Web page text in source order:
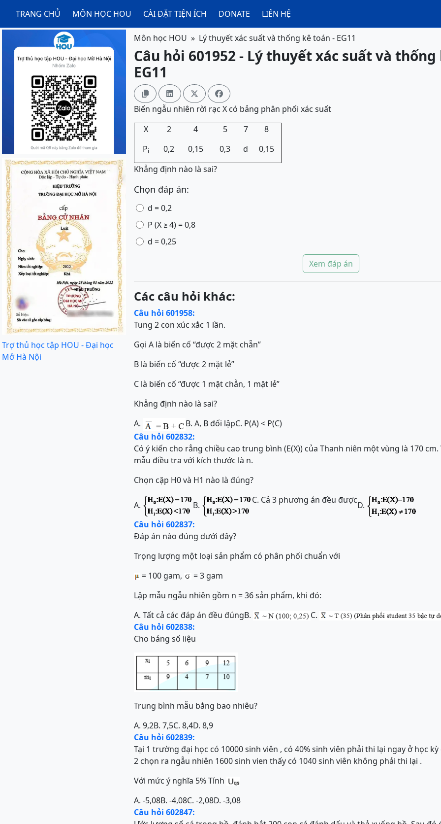
TRANG CHỦ MÔN HỌC HOU CÀI ĐẶT TIỆN ÍCH DONATE LIÊN HỆ
Trợ thủ học tập HOU - Đại học
Mở Hà Nội
Môn học HOU Lý thuyết xác suất và thống kê toán - EG11
Câu hỏi 601952 - Lý thuyết xác suất và
EG11
   
Biến ngẫu nhiên rời rạc X có bảng phân phối xác suất
X
2 4 5 7
8
Pi 0,2 0,15 0,3 d
0,15
Khẳng định nào là sai?
Chọn đáp án:
d = 0,2
P (X ≥ 4) = 0,8
d = 0,25
Xem đáp án
Các câu hỏi khác:
Câu hỏi 601958:
Tung 2 con xúc xắc 1 lần.
Gọi A là biến cố “được 2 mặt chẵn”
B là biến cố “được 2 mặt lẻ”
C là biến cố “được 1 mặt chẵn, 1 mặt lẻ”
Khẳng định nào là sai?
A.
B. A, B đối lậpC. P(A) < P(C)
Câu hỏi 602832:
Có ý kiến cho rẳng chiều cao trung bình (E(X)) của Thanh niên một vùng là 170
mẫu điều tra với kích thước là n.
Chọn cặp H0 và H1 nào là đúng?
A. B.
C. Cả 3 phương án đều được
D.
Câu hỏi 602837:
Đáp án nào đúng dưới đây?
Trọng lượng một loại sản phẩm có phân phối chuẩn với
= 100 gam,
= 3 gam
Lập mẫu ngẫu nhiên gồm n = 36 sản phẩm, khi đó:
A. Tất cả các đáp án đều đúngB.
C.
Câu hỏi 602838:
Cho bảng số liệu
Trung bình mẫu bằng bao nhiêu?
A. 9,2B. 7,5C. 8,4D. 8,9
Câu hỏi 602839:
Tại 1 trường đại học có 10000 sinh viên , có 40% sinh viên phải thi lại ngay ở học
2 chọn ra ngẫu nhiên 1600 sinh vien thấy có 1040 sinh viên không phải thi lại .
Với mức ý nghĩa 5% Tính
A. -5,08B. -4,08C. -2,08D. -3,08
Câu hỏi 602847: